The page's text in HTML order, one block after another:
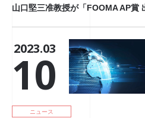
山口堅三准教授が「FOOMA AP賞
2023.03
10
ニュース